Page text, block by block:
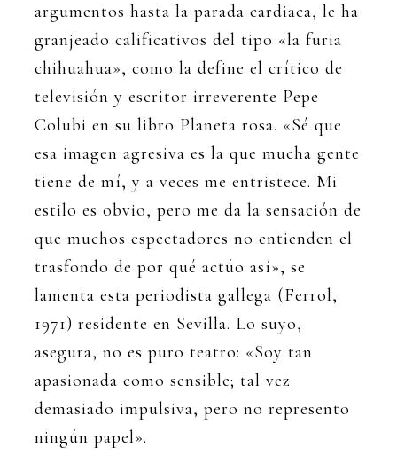
argumentos hasta la parada cardiaca, le ha
granjeado calificativos del tipo «la furia
chihuahua», como la define el crítico de
televisión y escritor irreverente Pepe
Colubi en su libro Planeta rosa. «Sé que
esa imagen agresiva es la que mucha gente
tiene de mí, y a veces me entristece. Mi
estilo es obvio, pero me da la sensación de
que muchos espectadores no entienden el
trasfondo de por qué actúo así», se
lamenta esta periodista gallega (Ferrol,
1971) residente en Sevilla. Lo suyo,
asegura, no es puro teatro: «Soy tan
apasionada como sensible; tal vez
demasiado impulsiva, pero no represento
ningún papel».